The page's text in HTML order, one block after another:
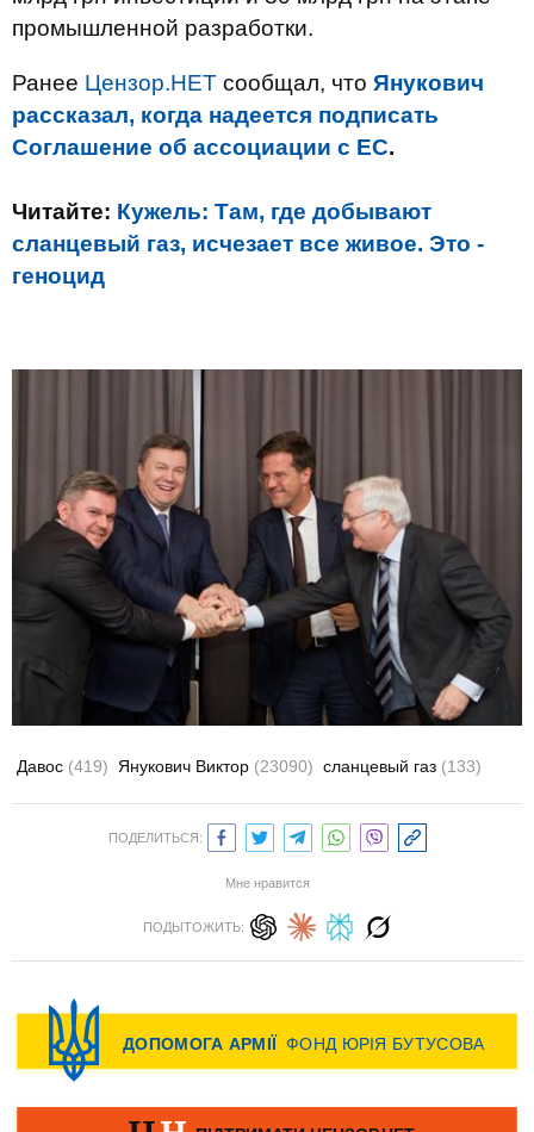
промышленной разработки.
Ранее Цензор.НЕТ сообщал, что Янукович
рассказал, когда надеется подписать
Соглашение об ассоциации с ЕС.
Читайте: Кужель: Там, где добывают
сланцевый газ, исчезает все живое. Это -
геноцид
Давос (419) Янукович Виктор (23090) сланцевый газ (133)
ПОДЕЛИТЬСЯ:
Мне нравится
ПОДЫТОЖИТЬ: